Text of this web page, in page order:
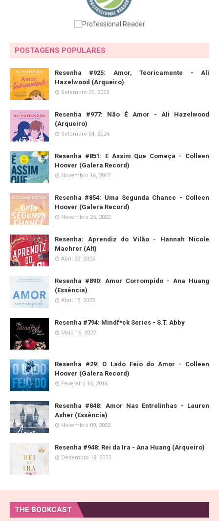
POSTAGENS POPULARES
Resenha #925: Amor, Teoricamente - Ali
Hazelwood (Arqueiro)
Setembro 20, 2023
Resenha #977: Não É Amor - Ali Hazelwood
(Arqueiro)
Setembro 04, 2024
Resenha #851: É Assim Que Começa - Colleen
Hoover (Galera Record)
Novembro 16, 2022
Resenha #854: Uma Segunda Chance - Colleen
Hoover (Galera Record)
Novembro 25, 2022
Resenha: Aprendiz do Vilão - Hannah Nicole
Maehrer (Alt)
Abril 23, 2025
Resenha #890: Amor Corrompido - Ana Huang
(Essência)
Abril 18, 2023
Resenha #794: Mindf*ck Series - S.T. Abby
Maio 16, 2022
Resenha #29: O Lado Feio do Amor - Colleen
Hoover (Galera Record)
Fevereiro 16, 2016
Resenha #848: Amor Nas Entrelinhas - Lauren
Asher (Essência)
Novembro 09, 2022
Resenha #948: Rei da Ira - Ana Huang (Arqueiro)
Dezembro 18, 2023
THE BOOKCAST